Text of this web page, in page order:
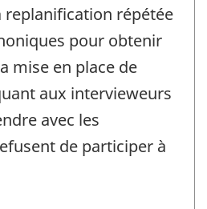
replanification répétée
pour obtenir
mise en place de
aux intervieweurs
avec les
de participer à